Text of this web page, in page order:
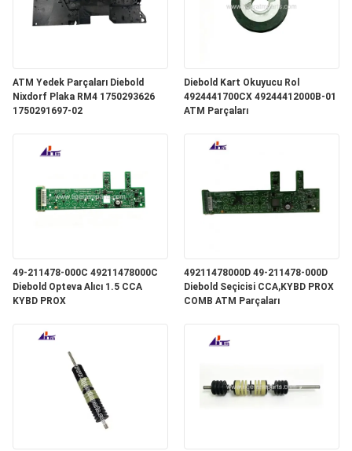
ATM Yedek Parçaları Diebold
Nixdorf Plaka RM4 1750293626
1750291697-02
Diebold Kart Okuyucu Rol
4924441700CX 49244412000B-01
ATM Parçaları
49-211478-000C 49211478000C
Diebold Opteva Alıcı 1.5 CCA
KYBD PROX
49211478000D 49-211478-000D
Diebold Seçicisi CCA,KYBD PROX
COMB ATM Parçaları